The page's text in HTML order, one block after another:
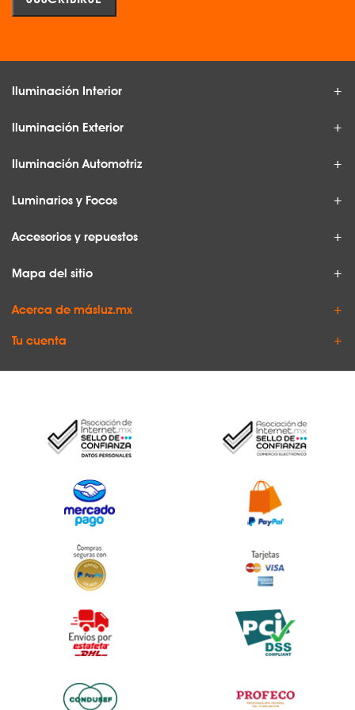
Iluminación Interior
Iluminación Exterior
Iluminación Automotriz
Luminarios y Focos
Accesorios y repuestos
Mapa del sitio
Acerca de másluz.mx
Tu cuenta